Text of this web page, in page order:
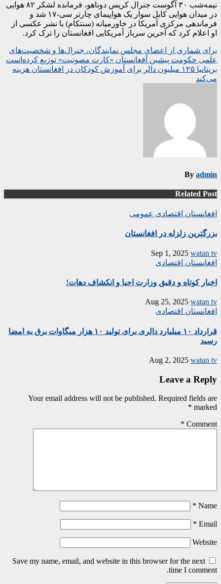
نیمه‌شب ۳۰ آگوست جنرال کریس دوناهو، فرمانده لشکر ۸۲ هوایی
در میدان هوایی کابل سوار یک هواپیمای چارتر سی-۱۷ شد و
فرماندهی مرکزی آمریکا در خاورمیانه (سنتکام) با نشر عکسی از
او اعلام کرد که آخرین سرباز آمریکایی افغانستان را ترک کرد.
Post
navigation
برای شماری از اعضای مجلس نمایندگان، جنرال‌ها و شخصیت‌های
علمی حکومت پیشین أفغانستان «کارت مصونیت» توزیع کرده‌است
بریتانیا ۱۲۵ میلیون دالر برای آموزش کودکان در افغانستان هزینه
می‌کند
By admin
Related Post
افغانستان اقتصادی عمومی
بزرگترین زلزله در افغانستان
Sep 1, 2025 watan tv
افغانستان اقتصادی
اخبار کوتاه و دقیق وزارت احیا و انکشاف دهات!
Aug 25, 2025 watan tv
افغانستان اقتصادی
قرارداد ۱۰ میلیارد دالری برای تولید ۱۰ هزار میگاوات برق به امضا
رسید
Aug 2, 2025 watan tv
Leave a Reply
Your email address will not be published. Required fields are
marked
*
Comment
*
Name
*
Email
*
Website
Save my name, email, and website in this browser for the next
time I comment.